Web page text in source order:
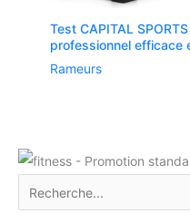
Test CAPITAL
professionnel efficace
Rameurs